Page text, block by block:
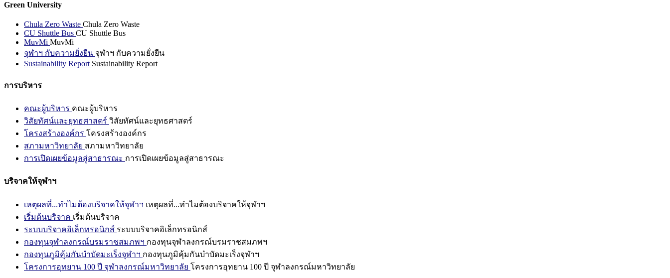
Green University
Chula Zero Waste Chula Zero Waste
CU Shuttle Bus CU Shuttle Bus
MuvMi MuvMi
จุฬาฯ กับความยั่งยืน จุฬาฯ กับความยั่งยืน
Sustainability Report Sustainability Report
การบริหาร
คณะผู้บริหาร คณะผู้บริหาร
วิสัยทัศน์และยุทธศาสตร์ วิสัยทัศน์และยุทธศาสตร์
โครงสร้างองค์กร โครงสร้างองค์กร
สภามหาวิทยาลัย สภามหาวิทยาลัย
การเปิดเผยข้อมูลสู่สาธารณะ การเปิดเผยข้อมูลสู่สาธารณะ
บริจาคให้จุฬาฯ
เหตุผลที่...ทำไมต้องบริจาคให้จุฬาฯ เหตุผลที่...ทำไมต้องบริจาคให้จุฬาฯ
เริ่มต้นบริจาค เริ่มต้นบริจาค
ระบบบริจาคอิเล็กทรอนิกส์ ระบบบริจาคอิเล็กทรอนิกส์
กองทุนจุฬาลงกรณ์บรมราชสมภพฯ กองทุนจุฬาลงกรณ์บรมราชสมภพฯ
กองทุนภูมิคุ้มกันบำบัดมะเร็งจุฬาฯ กองทุนภูมิคุ้มกันบำบัดมะเร็งจุฬาฯ
โครงการอุทยาน 100 ปี จุฬาลงกรณ์มหาวิทยาลัย โครงการอุทยาน 100 ปี จุฬาลงกรณ์มหาวิทยาลัย